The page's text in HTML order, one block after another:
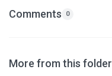
Comments 0
More from this folder